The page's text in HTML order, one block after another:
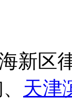
新区
天津